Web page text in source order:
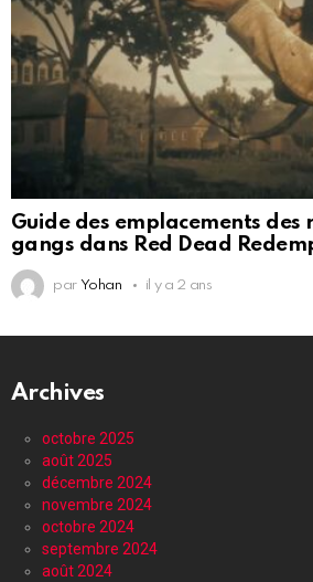
Guide des emplacements des
gangs dans Red Dead
par Yohan il y a 2 ans
Archives
octobre 2025
août 2025
décembre 2024
novembre 2024
octobre 2024
septembre 2024
août 2024